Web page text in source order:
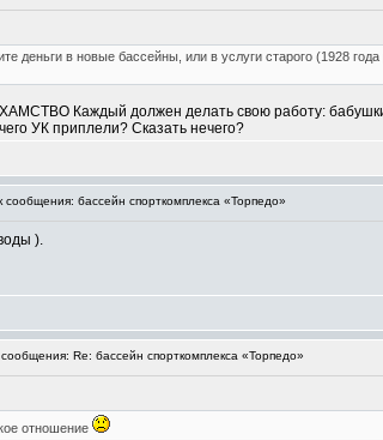
деньги в новые бассейны, или в услуги старого (1928
Каждый должен делать свою работу:
УК приплели? Сказать нечего?
сообщения: бассейн спорткомплекса «Торпедо»
).
Re: бассейн спорткомплекса «Торпедо»
отношение